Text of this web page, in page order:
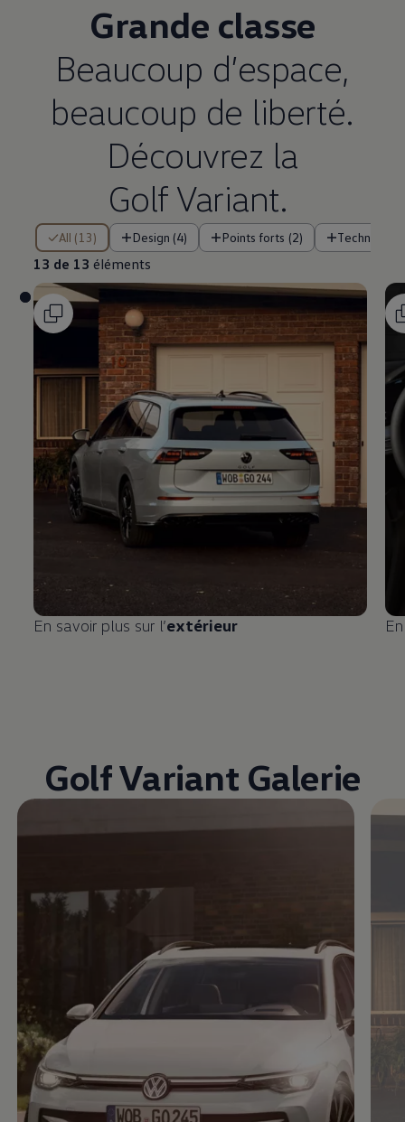
Grande classe
Beaucoup d’espace,
beaucoup de liberté.
Découvrez la
Golf Variant.
All (13) Design (4) Points forts (2)
13 de 13 éléments
13 de 13 éléments
En savoir plus sur l’extérieur
Golf Variant Galerie
Enable fullscreen mode